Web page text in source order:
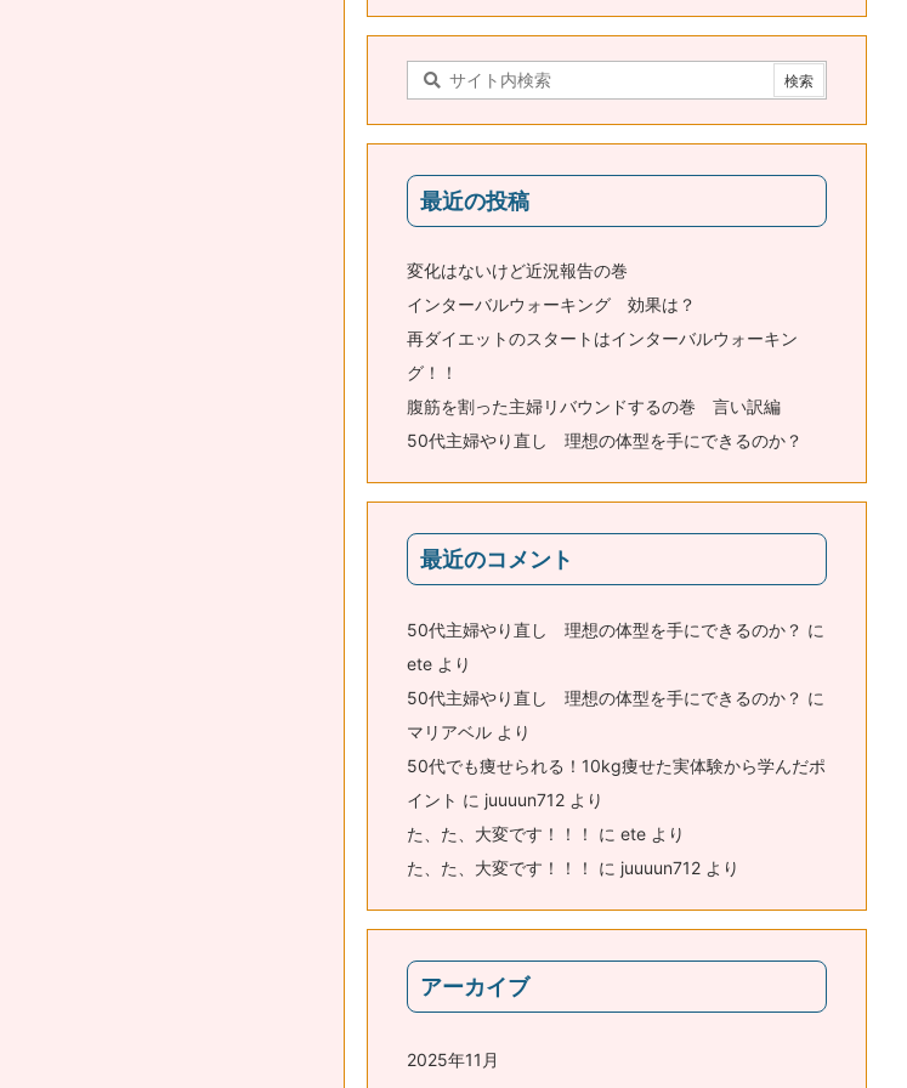
最近の投稿
変化はないけど近況報告の巻
インターバルウォーキング 効果は？
再ダイエットのスタートはインターバルウォーキン
グ！！
腹筋を割った主婦リバウンドするの巻 言い訳編
50代主婦やり直し 理想の体型を手にできるのか？
最近のコメント
50代主婦やり直し 理想の体型を手にできるのか？ に
ete より
50代主婦やり直し 理想の体型を手にできるのか？ に
マリアベル より
50代でも痩せられる！10kg痩せた実体験から学んだポ
イント に juuuun712 より
た、た、大変です！！！
に ete より
た、た、大変です！！！
に juuuun712 より
アーカイブ
2025年11月